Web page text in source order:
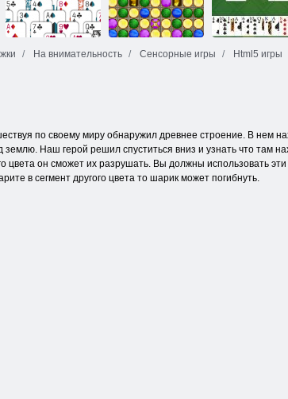
мистического
моря
Сказочные
питомцы связь
Снежная
королева 2
На внимательность Сенсорные игры Html5 игры
по своему миру обнаружил древнее строение. В нем
землю. Наш герой решил спуститься вниз и узнать что
цвета он сможет их разрушать. Вы должны использовать
в сегмент другого цвета то шарик может погибнуть.